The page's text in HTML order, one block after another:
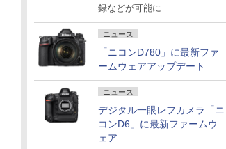
録などが可能に
ニュース
「ニコンD780」に最新ファ
ームウェアアップデート
ニュース
デジタル一眼レフカメラ「ニ
コンD6」に最新ファームウ
ェア